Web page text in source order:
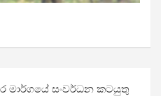
සංවර්ධන කටයුතු